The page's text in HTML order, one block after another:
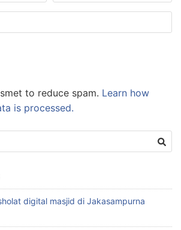
to reduce spam. Learn how
is processed.
digital masjid di Jakasampurna